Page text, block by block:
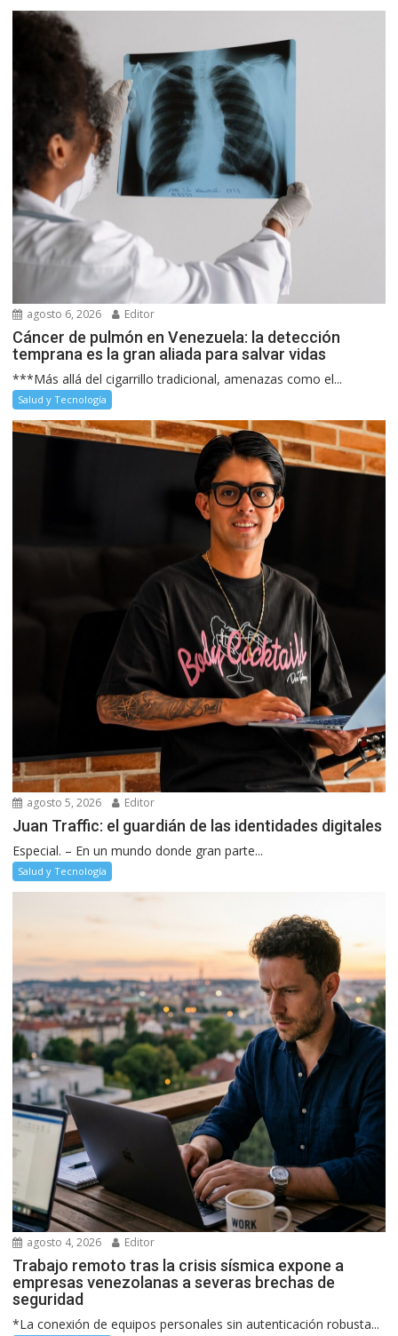
agosto 6, 2026 Editor
Cáncer de pulmón en Venezuela: la detección
temprana es la gran aliada para salvar vidas
***Más allá del cigarrillo tradicional, amenazas como el...
Salud y Tecnología
agosto 5, 2026 Editor
Juan Traffic: el guardián de las identidades digitales
Especial. – En un mundo donde gran parte...
Salud y Tecnología
agosto 4, 2026 Editor
Trabajo remoto tras la crisis sísmica expone a
empresas venezolanas a severas brechas de
seguridad
*La conexión de equipos personales sin autenticación robusta...